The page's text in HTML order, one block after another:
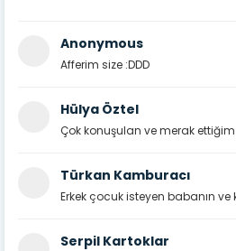
Anonymous
Afferim size :DDD
Hülya Öztel
Çok konuşulan ve merak
Türkan Kamburacı
Erkek çocuk isteyen babanın ve
Serpil Kartoklar